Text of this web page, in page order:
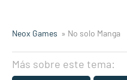
Neox Games » No solo Manga
Más sobre este tema: